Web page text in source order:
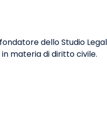
fondatore dello Studio
materia di diritto civile.